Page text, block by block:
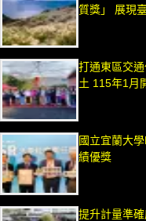
質獎」 展現
打通東區交
土 115年1月
國立宜蘭大
績優獎
提升計量準